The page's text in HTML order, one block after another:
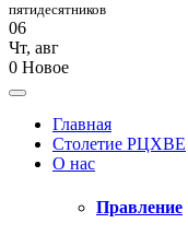
пятидесятников
06
Чт, авг
0 Новое
Главная
Столетие РЦХВЕ
О нас
Правление